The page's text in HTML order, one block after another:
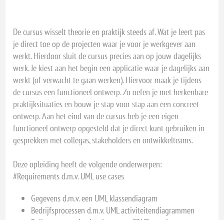
De cursus wisselt theorie en praktijk steeds af. Wat je leert pas
je direct toe op de projecten waar je voor je werkgever aan
werkt. Hierdoor sluit de cursus precies aan op jouw dagelijks
werk. Je kiest aan het begin een applicatie waar je dagelijks aan
werkt (of verwacht te gaan werken). Hiervoor maak je tijdens
de cursus een functioneel ontwerp. Zo oefen je met herkenbare
praktijksituaties en bouw je stap voor stap aan een concreet
ontwerp. Aan het eind van de cursus heb je een eigen
functioneel ontwerp opgesteld dat je direct kunt gebruiken in
gesprekken met collegas, stakeholders en ontwikkelteams.
Deze opleiding heeft de volgende onderwerpen:
#Requirements d.m.v. UML use cases
Gegevens d.m.v. een UML klassendiagram
Bedrijfsprocessen d.m.v. UML activiteitendiagrammen